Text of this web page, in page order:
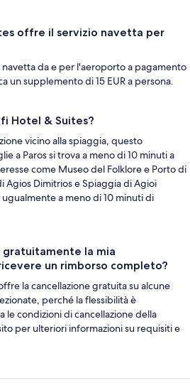
offre il servizio navetta per
da e per l'aeroporto a pagamento
un supplemento di 15 EUR a persona.
Hotel & Suites?
vicino alla spiaggia, questo
a Paros si trova a meno di 10 minuti a
come Museo del Folklore e Porto di
Agios Dimitrios e Spiaggia di Agioi
a meno di 10 minuti di
gratuitamente la mia
un rimborso completo?
la cancellazione gratuita su alcune
perché la flessibilità è
le condizioni di cancellazione della
per ulteriori informazioni su requisiti e